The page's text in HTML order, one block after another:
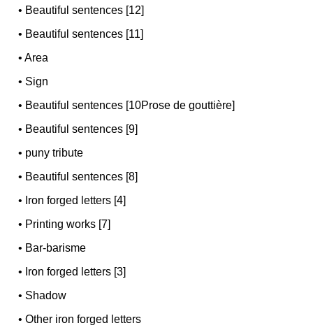
• Beautiful sentences [12]
• Beautiful sentences [11]
•Area
• Sign
• Beautiful sentences [10Prose de gouttière]
• Beautiful sentences [9]
• puny tribute
• Beautiful sentences [8]
• Iron forged letters [4]
• Printing works [7]
• Bar-barisme
• Iron forged letters [3]
• Shadow
•Other iron forged letters